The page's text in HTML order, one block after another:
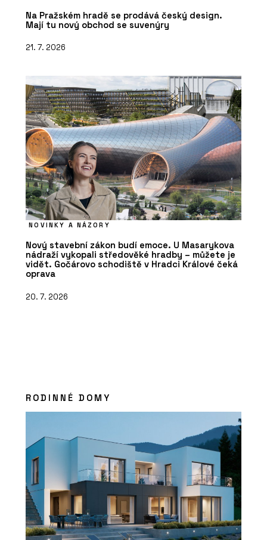
Na Pražském hradě se prodává český design.
Mají tu nový obchod se suvenýry
21. 7. 2026
NOVINKY A NÁZORY
Nový stavební zákon budí emoce. U Masarykova
nádraží vykopali středověké hradby – můžete je
vidět. Gočárovo schodiště v Hradci Králové čeká
oprava
20. 7. 2026
RODINNÉ DOMY